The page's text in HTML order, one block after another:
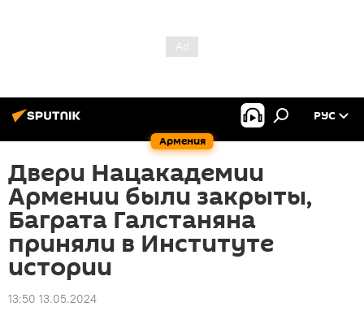
Армения
РУС
Двери Нацакадемии
Армении были закрыты,
Баграта Галстаняна
приняли в Институте
истории
13:50 13.05.2024